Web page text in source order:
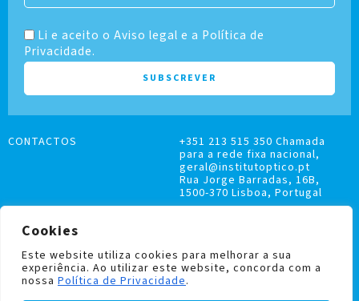
Cookies
Este website utiliza cookies para melhorar a sua
experiência. Ao utilizar este website, concorda com a
nossa Política de Privacidade.
Li e aceito o Aviso legal e a Política de
Privacidade.
LIVRO DE RECLAMAÇÕES
CONTACTOS
+351 213 515 350 Chamada
para a rede fixa nacional,
geral@institutoptico.pt
Rua Jorge Barradas, 16B,
1500-370 Lisboa, Portugal